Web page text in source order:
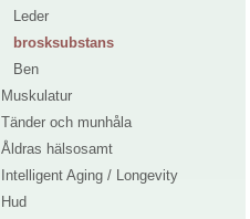
Leder
brosksubstans
Ben
Muskulatur
Tänder och munhåla
Åldras hälsosamt
Intelligent Aging / Longevity
Hud